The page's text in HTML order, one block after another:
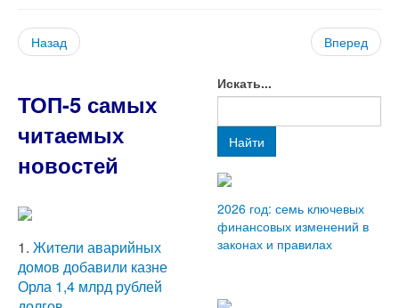
Назад Вперед
ТОП-5 самых
читаемых
новостей
1. Жители аварийных
домов добавили казне
Орла 1,4 млрд рублей
Искать...
Найти
2026 год: семь ключевых
финансовых изменений в
законах и правилах